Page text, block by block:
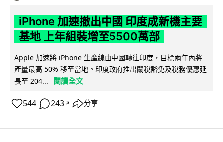
iPhone 加速撤出中國 印度成新機主要
基地 上年組裝增至5500萬部
Apple 加速將 iPhone 生產線由中國轉往印度，目標兩年內將
產量最高 50% 移至當地。印度政府推出關稅豁免及稅務優惠延
長至 204...
閱讀全文
544 243 ↗ 分享